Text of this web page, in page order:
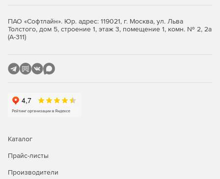
процесс затвердевания отливки – с получением
информации о формировании тепловых узлов;
микропористости;
различные задачи, основанные на постобработке
микроструктура ит. п.).
из существенных преимуществ СКМ ЛП «ПолигонСофт»,
ПАО «Софтлайн». Юр. адрес: 119021, г. Москва, ул. Льва
Толстого, дом 5, строение 1, этаж 3, помещение 1, комн. № 2, 2а
(А-311)
Каталог
Прайс-листы
Производители